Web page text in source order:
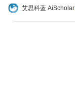
艾思科蓝 AiScholar